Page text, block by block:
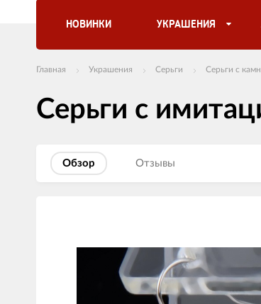
НОВИНКИ УКРАШЕНИЯ
Главная Украшения Серьги Серьги с
Серьги с
Обзор Отзывы